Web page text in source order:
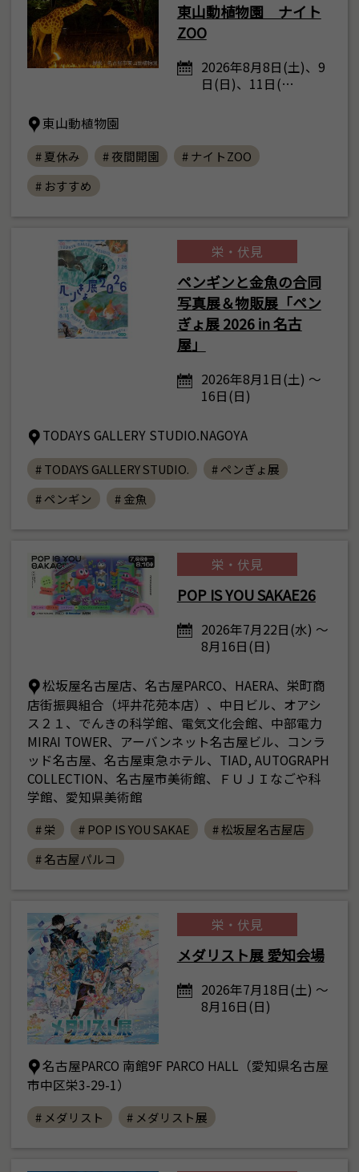
東山動植物園 ナイト
ZOO
2026年8月8日(土)、9
日(日)、11日(…
東山動植物園
# 夏休み # 夜間開園
# ナイトZOO
# おすすめ
栄・伏見
ペンギンと金魚の合同
写真展＆物販展「ペン
ぎょ展 2026 in 名古
屋」
2026年8月1日(土) ～
16日(日)
TODAYS GALLERY STUDIO.NAGOYA
# TODAYS GALLERY STUDIO.
# ペンぎょ展
# ペンギン
# 金魚
栄・伏見
POP IS YOU SAKAE26
2026年7月22日(水) ～
8月16日(日)
松坂屋名古屋店、名古屋PARCO、HAERA、栄町商
店街振興組合（坪井花苑本店）、中日ビル、オアシ
ス２１、でんきの科学館、電気文化会館、中部電力
MIRAI TOWER、アーバンネット名古屋ビル、コンラ
ッド名古屋、名古屋東急ホテル、TIAD, AUTOGRAPH
COLLECTION、名古屋市美術館、ＦＵＪＩなごや科
学館、愛知県美術館
# 栄 # POP IS YOU SAKAE
# 松坂屋名古屋店
# 名古屋パルコ
栄・伏見
メダリスト展 愛知会場
2026年7月18日(土) ～
8月16日(日)
名古屋PARCO 南館9F PARCO HALL（愛知県名古屋
市中区栄3-29-1）
# メダリスト # メダリスト展